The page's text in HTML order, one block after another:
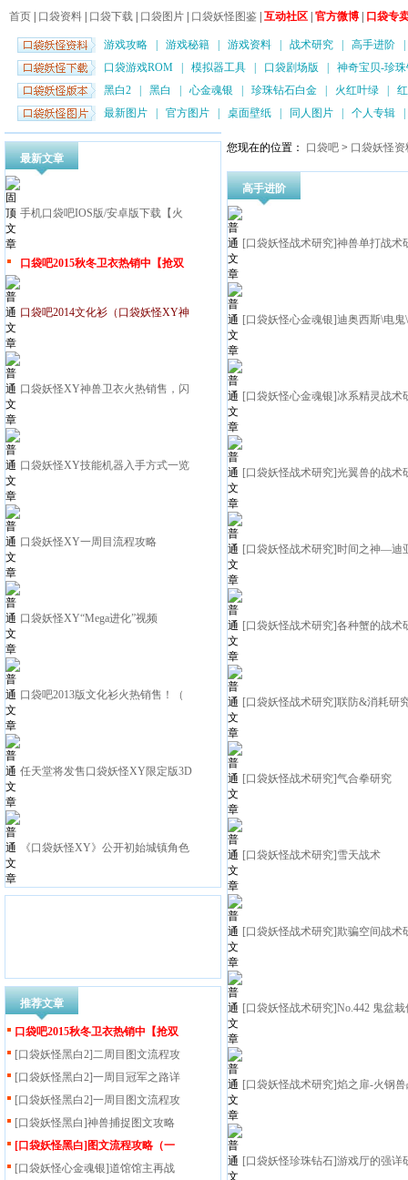
首页 口袋资料 口袋下载 口袋图片 口袋妖怪图鉴 互动社区 官方微博 口袋专
游戏攻略 游戏秘籍 游戏资料 战术研究 高手进阶
口袋游戏ROM
模拟器工具 口袋剧场版
神奇宝贝-珍
黑白2
黑白 心金魂银 珍珠钻石白金 火红叶绿
最新图片
官方图片 桌面壁纸 同人图片 个人专辑
最新文章
手机口袋吧IOS版/安卓版下载【火
口袋吧2015秋冬卫衣热销中【抢双
口袋吧2014文化衫（口袋妖怪XY神
口袋妖怪XY神兽卫衣火热销售，闪
口袋妖怪XY技能机器入手方式一览
口袋妖怪XY一周目流程攻略
口袋妖怪XY“Mega进化”视频
口袋吧2013版文化衫火热销售！（
任天堂将发售口袋妖怪XY限定版3D
《口袋妖怪XY》公开初始城镇角色
推荐文章
口袋吧2015秋冬卫衣热销中【抢双
[口袋妖怪黑白2]二周目图文流程攻
[口袋妖怪黑白2]一周目冠军之路详
[口袋妖怪黑白2]一周目图文流程攻
[口袋妖怪黑白]神兽捕捉图文攻略
[口袋妖怪黑白]图文流程攻略（一
[口袋妖怪心金魂银]道馆馆主再战
您现在的位置： 口袋吧> 口袋妖怪资
高手进阶
[口袋妖怪战术研究]神兽单打战术
[口袋妖怪心金魂银]迪奥西斯\电
[口袋妖怪心金魂银]冰系精灵战术
[口袋妖怪战术研究]光翼兽的战术
[口袋妖怪战术研究]时间之神—迪
[口袋妖怪战术研究]各种蟹的战术
[口袋妖怪战术研究]联防&消耗研
[口袋妖怪战术研究]气合拳研究
[口袋妖怪战术研究]雪天战术
[口袋妖怪战术研究]欺骗空间战术
[口袋妖怪战术研究]No.442 鬼盆
[口袋妖怪战术研究]焰之扉-火钢
[口袋妖怪珍珠钻石]游戏厅的强详